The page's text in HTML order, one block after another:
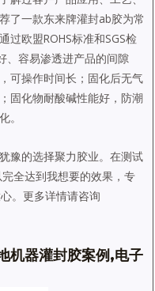
了一款东来牌灌封ab胶为常
过欧盟ROHS标准和SGS检
、容易渗透进产品的间隙
可操作时间长；固化后无气
固化物耐酸碱性能好，防潮
。
豫的选择聚力胶业。在测试
全达到我想要的效果，专
。更多详情请咨询
机器灌封胶案例,电子